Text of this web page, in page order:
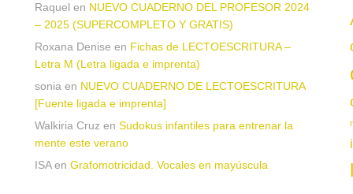
Raquel en NUEVO CUADERNO DEL PROFESOR 2024
– 2025 (SUPERCOMPLETO Y GRATIS)
Roxana Denise en Fichas de LECTOESCRITURA –
Letra M (Letra ligada e imprenta)
sonia en NUEVO CUADERNO DE LECTOESCRITURA
[Fuente ligada e imprenta]
Walkiria Cruz en Sudokus infantiles para entrenar la
mente este verano
ISAen Grafomotricidad. Vocales en mayúscula